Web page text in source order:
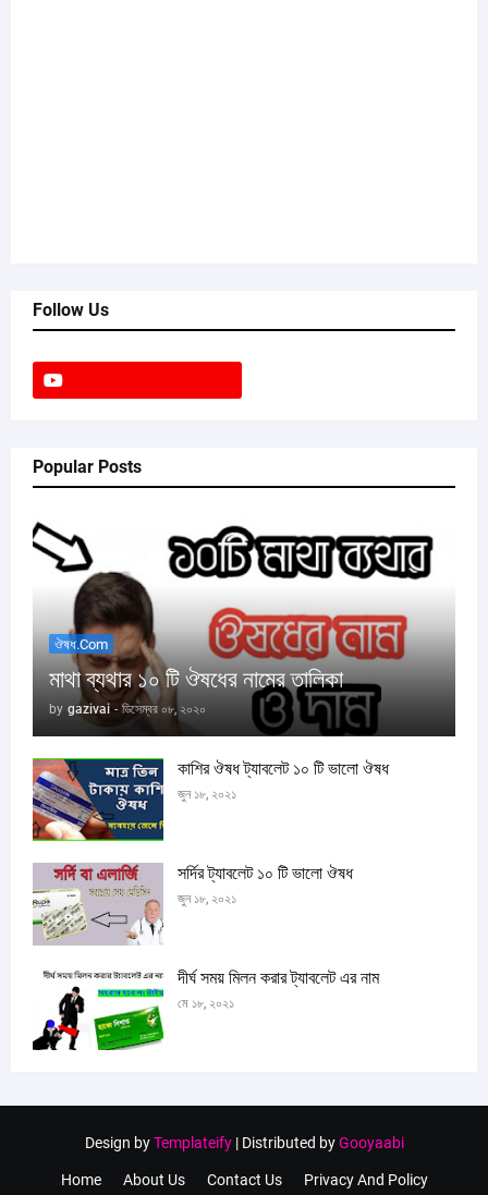
Follow Us
Popular Posts
ঔষধ.com
মাথা ব্যথার ১০ টি ঔষধের নামের তালিকা
by gazivai - ডিসেম্বর ০৮, ২০২০
কাশির ঔষধ ট্যাবলেট ১০ টি ভালো ঔষধ
জুন ১৮, ২০২১
সর্দির ট্যাবলেট ১০ টি ভালো ঔষধ
জুন ১৮, ২০২১
দীর্ঘ সময় মিলন করার ট্যাবলেট এর নাম
মে ১৮, ২০২১
Design byTemplateify| Distributed byGooyaabi
Home About Us Contact Us Privacy And Policy